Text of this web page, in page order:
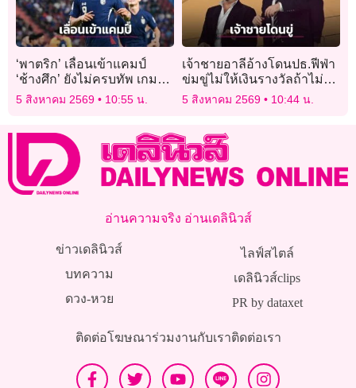
‘พาตริก’ เลื่อนเข้าแคมป์
‘ช้างศึก’ ยังไม่ครบทัพ เกมรับ
‘เมียนมา’
5 สิงหาคม 2569 10:55 น.
เจ้าชายอาลีอ้างโดนปธ.ฟีฟ่า
ข่มขู่ไม่ให้เงินรางวัลถ้าไม่
สนับสนุน
5 สิงหาคม 2569 10:44 น.
อ่านความจริง อ่านเดลินิวส์
ข่าวเดลินิวส์
บทความ
ดวง-หวย
ไลฟ์สไตล์
เดลินิวส์clips
PR by dataxet
ติดต่อโฆษณาร่วมงานกับเราติดต่อเรา